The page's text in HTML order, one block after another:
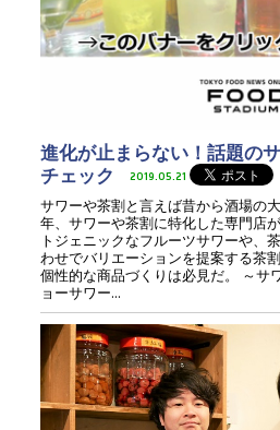
進化が止まらない！話題の
チェック
2019.05.21
サワーや茶割と言えば昔から酒場の
年、サワーや茶割に特化した専門店
トジェニックなフルーツサワーや、
わせでバリエーションを提案する茶
個性的な商品づくりは必見だ。 ～サ
ョーサワー...